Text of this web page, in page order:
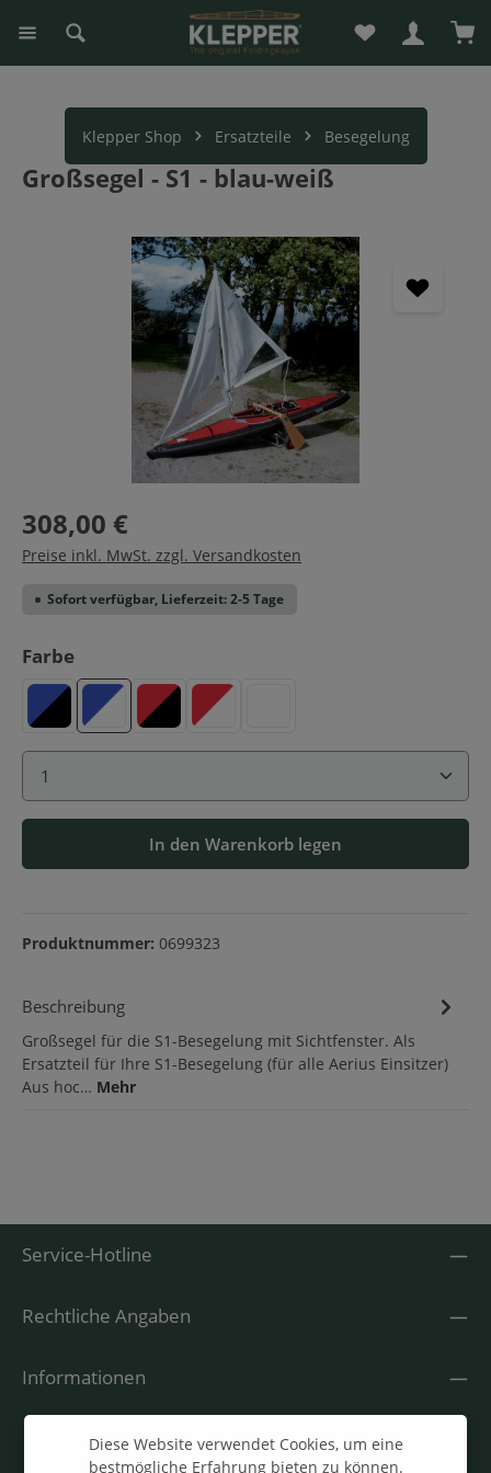
springen Du hast 0
Klepper Shop Ersatzteile Besegelung
Großsegel - S1 - blau-weiß
Bildergalerie überspringen
308,00 €
Preise inkl. MwSt. zzgl. Versandkosten
Sofort verfügbar, Lieferzeit: 2-5 Tage
Farbeauswählen
Blau-Schwarz
Blau-WeißRot-Schwarz
Produkt Anzahl: Gib den gewünschten Wert ein
In den Warenkorb legen
Produktnummer: 0699323
Beschreibung
Großsegel für die S1-Besegelung mit Sichtfenster. Als
Ersatzteil für Ihre S1-Besegelung (für alle Aerius Einsitzer)
Aus hoc… Mehr
Service-Hotline
Rechtliche Angaben
Informationen
Diese Website verwendet Cookies, um eine
bestmögliche Erfahrung bieten zu können.